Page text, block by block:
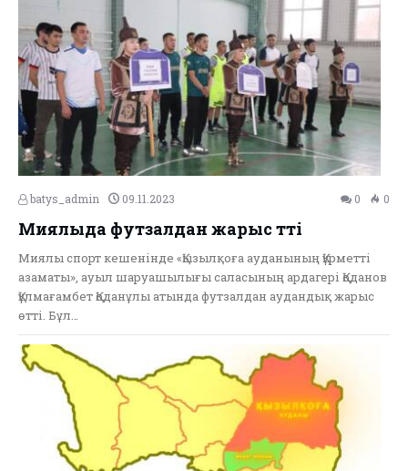
batys_admin 09.11.2023 0 0
Миялыда футзалдан жарыс өтті
Миялы спорт кешенінде «Қызылқоға ауданының Құрметті
азаматы», ауыл шаруашылығы саласының ардагері Қоданов
Құлмағамбет Қоданұлы атында футзалдан аудандық жарыс
өтті. Бұл…